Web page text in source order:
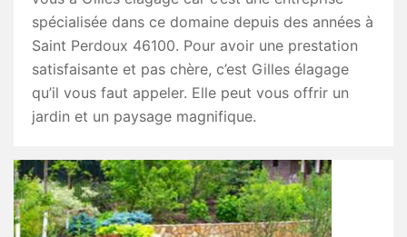
spécialisée dans ce domaine depuis des années à
Saint Perdoux 46100. Pour avoir une prestation
satisfaisante et pas chère, c’est Gilles élagage
qu’il vous faut appeler. Elle peut vous offrir un
jardin et un paysage magnifique.